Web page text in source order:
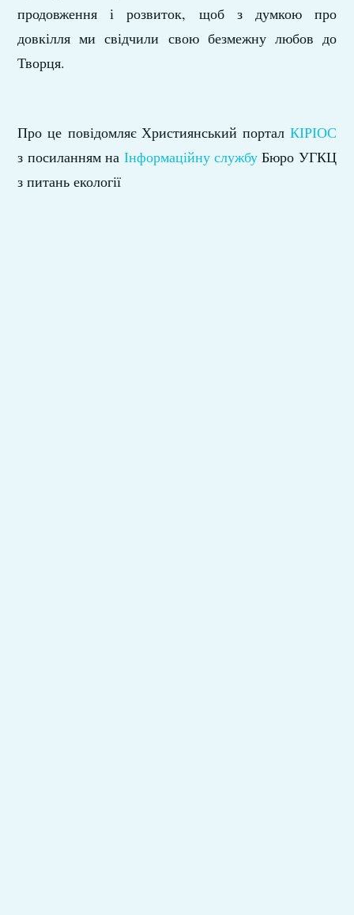
продовження і розвиток, щоб з думкою про
довкілля ми свідчили свою безмежну любов до
Творця.
Про це повідомляє Християнський портал КІРІОС
з посиланням на Інформаційну службуБюро УГКЦ
з питань екології